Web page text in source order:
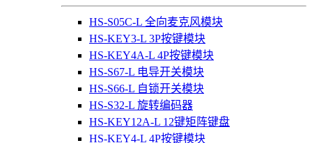
HS-S05C-L 全向麦克风模块
HS-KEY3-L 3P按键模块
HS-KEY4A-L 4P按键模块
HS-S67-L 电导开关模块
HS-S66-L 自锁开关模块
HS-S32-L 旋转编码器
HS-KEY12A-L 12键矩阵键盘
HS-KEY4-L 4P按键模块